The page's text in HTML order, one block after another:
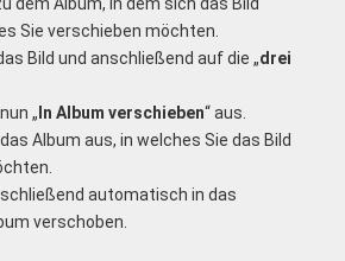
Sie verschieben möchten.
Bild und anschließend auf die „drei
„ In Album verschieben“ aus.
Album aus, in welches Sie das Bild
automatisch in das
verschoben.